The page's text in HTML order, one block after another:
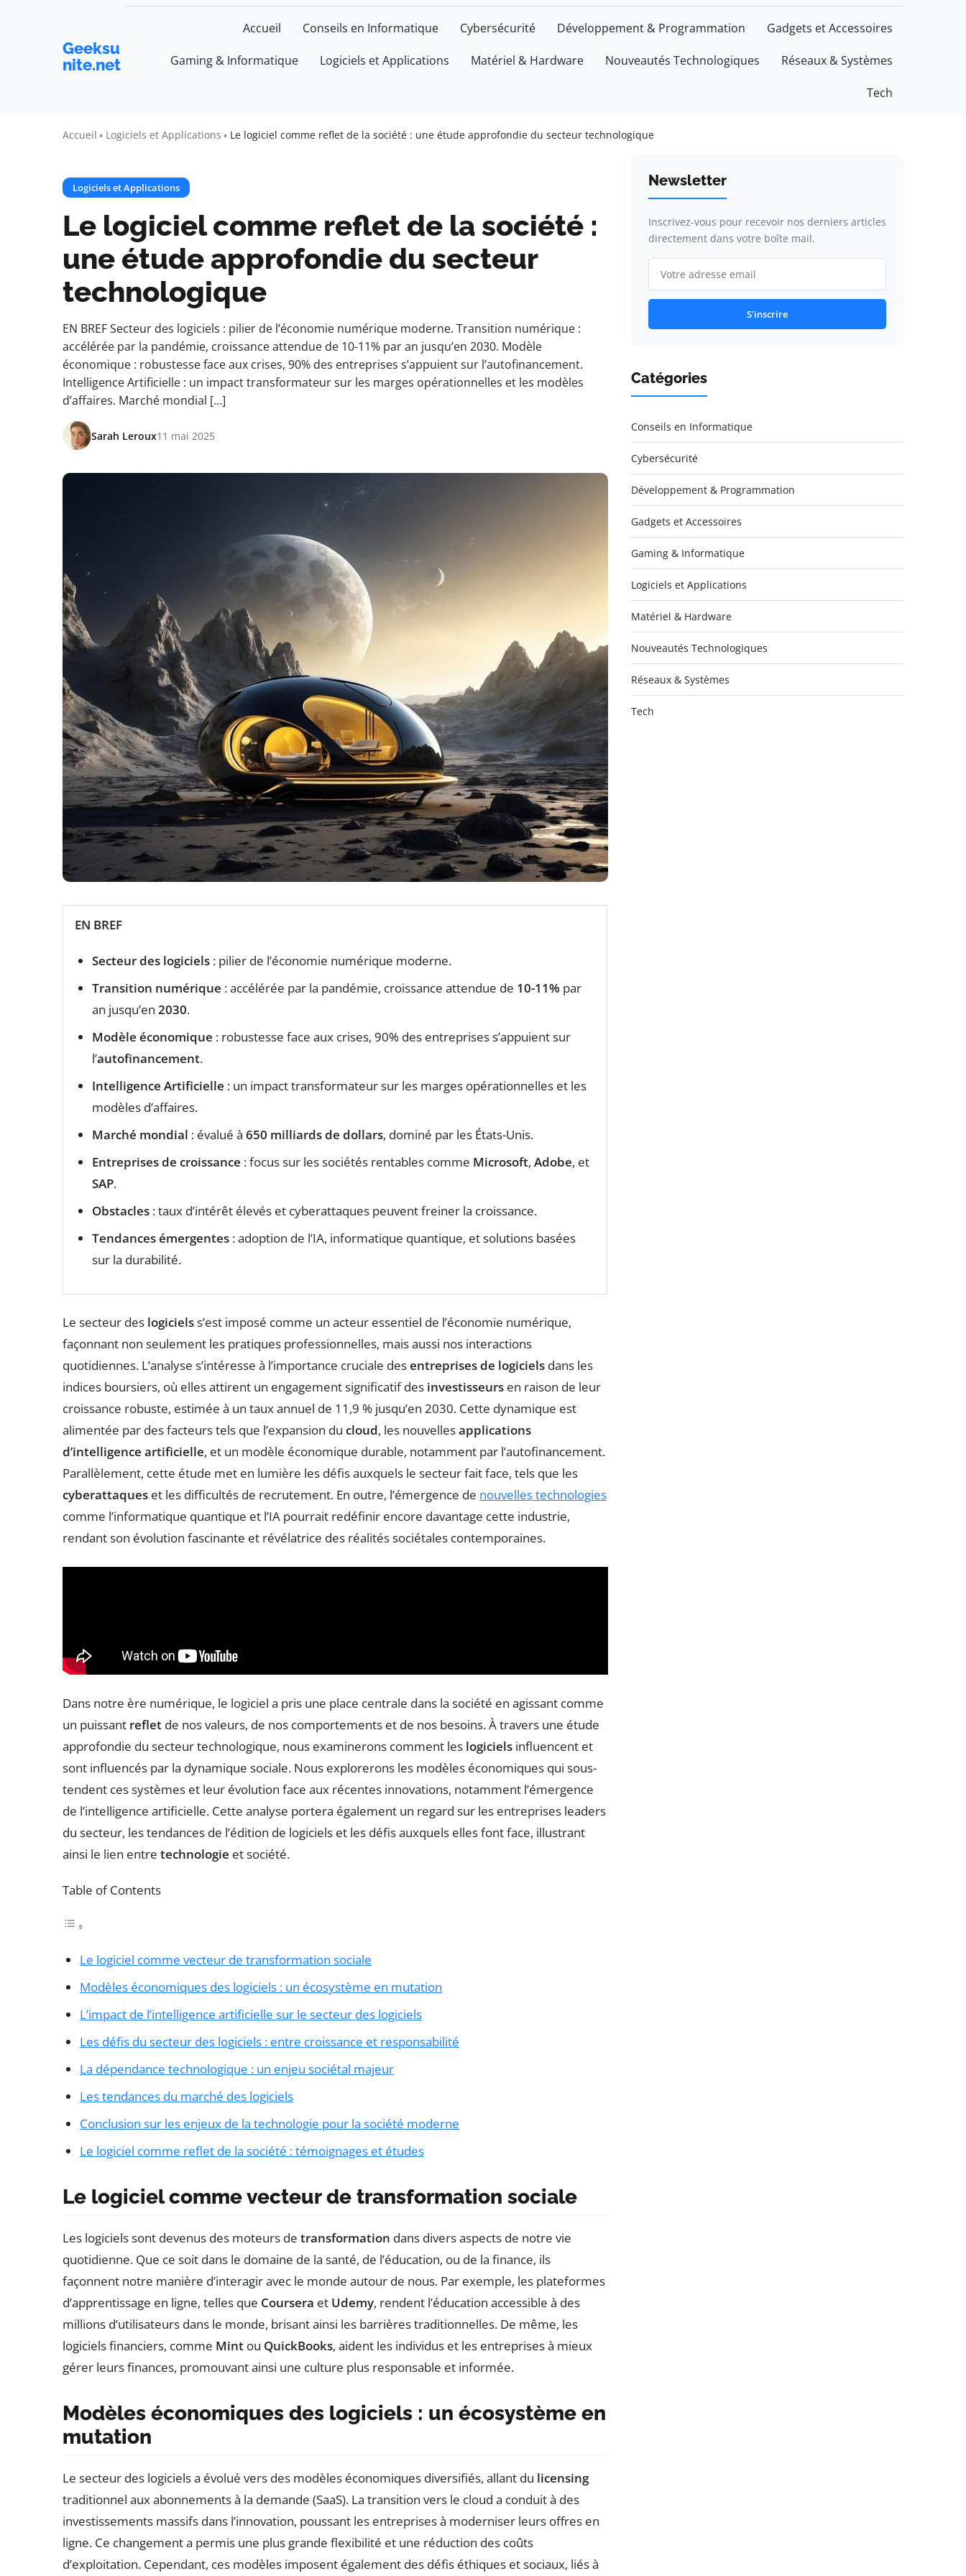
Geeksu
nite.net
Accueil Conseils en Informatique Cybersécurité Développement & Programmation Gadgets et Accessoires
Gaming & Informatique Logiciels et Applications Matériel & Hardware Nouveautés Technologiques Réseaux & Systèmes
Tech
Accueil Logiciels et Applications Le logiciel comme reflet de la société : une étude approfondie du secteur technologique
Logiciels et Applications
Le logiciel comme reflet de la société :
une étude approfondie du secteur
technologique
EN BREF Secteur des logiciels : pilier de l’économie numérique moderne. Transition numérique :
accélérée par la pandémie, croissance attendue de 10-11% par an jusqu’en 2030. Modèle
économique : robustesse face aux crises, 90% des entreprises s’appuient sur l’autofinancement.
Intelligence Artificielle : un impact transformateur sur les marges opérationnelles et les modèles
d’affaires. Marché mondial […]
Sarah Leroux11 mai 2025
EN BREF
Secteur des logiciels : pilier de l’économie numérique moderne.
Transition numérique : accélérée par la pandémie, croissance attendue de 10-11% par
an jusqu’en 2030.
Modèle économique : robustesse face aux crises, 90% des entreprises s’appuient sur
l’autofinancement.
Intelligence Artificielle : un impact transformateur sur les marges opérationnelles et les
modèles d’affaires.
Marché mondial : évalué à 650 milliards de dollars, dominé par les États-Unis.
Entreprises de croissance : focus sur les sociétés rentables comme Microsoft, Adobe, et
SAP.
Obstacles : taux d’intérêt élevés et cyberattaques peuvent freiner la croissance.
Tendances émergentes : adoption de l’IA, informatique quantique, et solutions basées
sur la durabilité.
Le secteur des logicielss’est imposé comme un acteur essentiel de l’économie numérique,
façonnant non seulement les pratiques professionnelles, mais aussi nos interactions
quotidiennes. L’analyse s’intéresse à l’importance cruciale desentreprises de logiciels dans les
indices boursiers, où elles attirent un engagement significatif des investisseurs en raison de leur
croissance robuste, estimée à un taux annuel de 11,9 % jusqu’en 2030. Cette dynamique est
alimentée par des facteurs tels que l’expansion du cloud, les nouvellesapplications
d’intelligence artificielle, et un modèle économique durable, notamment par l’autofinancement.
Parallèlement, cette étude met en lumière les défis auxquels le secteur fait face, tels que les
cyberattaques et les difficultés de recrutement. En outre, l’émergence de nouvelles technologies
comme l’informatique quantique et l’IA pourrait redéfinir encore davantage cette industrie,
rendant son évolution fascinante et révélatrice des réalités sociétales contemporaines.
Dans notre ère numérique, le logiciel a pris une place centrale dans la société en agissant comme
un puissant reflet de nos valeurs, de nos comportements et de nos besoins. À travers une étude
approfondie du secteur technologique, nous examinerons comment les logiciels influencent et
sont influencés par la dynamique sociale. Nous explorerons les modèles économiques qui sous-
tendent ces systèmes et leur évolution face aux récentes innovations, notamment l’émergence
de l’intelligence artificielle. Cette analyse portera également un regard sur les entreprises leaders
du secteur, les tendances de l’édition de logiciels et les défis auxquels elles font face, illustrant
ainsi le lien entre technologie et société.
Table of Contents
Le logiciel comme vecteur de transformation sociale
Modèles économiques des logiciels : un écosystème en mutation
L’impact de l’intelligence artificielle sur le secteur des logiciels
Les défis du secteur des logiciels : entre croissance et responsabilité
La dépendance technologique : un enjeu sociétal majeur
Les tendances du marché des logiciels
Conclusion sur les enjeux de la technologie pour la société moderne
Le logiciel comme reflet de la société : témoignages et études
Le logiciel comme vecteur de transformation sociale
Les logiciels sont devenus des moteurs de transformation dans divers aspects de notre vie
quotidienne. Que ce soit dans le domaine de la santé, de l’éducation, ou de la finance, ils
façonnent notre manière d’interagir avec le monde autour de nous. Par exemple, les plateformes
d’apprentissage en ligne, telles que Coursera et Udemy, rendent l’éducation accessible à des
millions d’utilisateurs dans le monde, brisant ainsi les barrières traditionnelles. De même, les
logiciels financiers, comme Mint ou QuickBooks, aident les individus et les entreprises à mieux
gérer leurs finances, promouvant ainsi une culture plus responsable et informée.
Modèles économiques des logiciels : un écosystème en
mutation
Le secteur des logiciels a évolué vers des modèles économiques diversifiés, allant du licensing
traditionnel aux abonnements à la demande (SaaS). La transition vers le cloud a conduit à des
investissements massifs dans l’innovation, poussant les entreprises à moderniser leurs offres en
ligne. Ce changement a permis une plus grande flexibilité et une réduction des coûts
d’exploitation. Cependant, ces modèles imposent également des défis éthiques et sociaux, liés à
Newsletter
Inscrivez-vous pour recevoir nos derniers articles
directement dans votre boîte mail.
S'inscrire
Catégories
Conseils en Informatique
Cybersécurité
Développement & Programmation
Gadgets et Accessoires
Gaming & Informatique
Logiciels et Applications
Matériel & Hardware
Nouveautés Technologiques
Réseaux & Systèmes
Tech